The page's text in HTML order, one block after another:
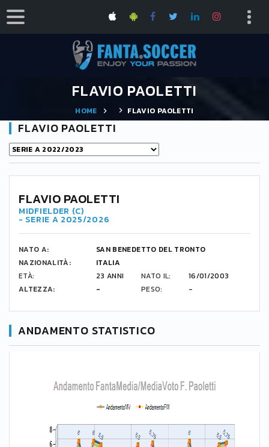
FLAVIO PAOLETTI
HOME FLAVIO PAOLETTI
FLAVIO PAOLETTI
FLAVIO PAOLETTI
MIDFIELDER (C)
- SERIE A 2025/2026
NATO A:
SAN BENEDETTO DEL TRONTO
NAZIONALITÀ:
ITALIA
ETÀ:
23 ANNI NATO IL:
16/01/2003
ALTEZZA:
- PESO: -
ANDAMENTO STATISTICO